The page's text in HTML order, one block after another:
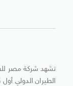
تشهد شركة مصر